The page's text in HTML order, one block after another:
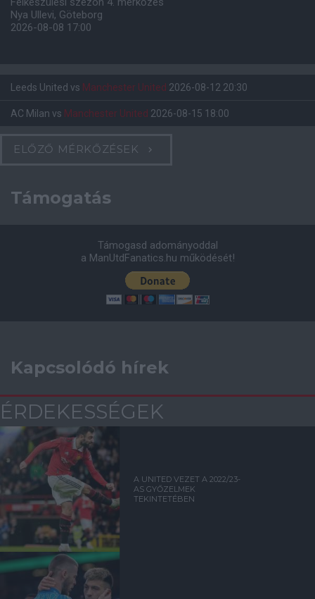
Nya Ullevi, Göteborg
2026-08-08 17:00
Leeds United vs Manchester United 2026-08-12 20:30
AC Milan vs Manchester United 2026-08-15 18:00
ELŐZŐ MÉRKŐZÉSEK
Támogatás
Támogasd adományoddal
a ManUtdFanatics.hu működését!
Kapcsolódó hírek
ÉRDEKESSÉGEK
A UNITED VEZET A 2022/23-
AS GYŐZELMEK
TEKINTETÉBEN